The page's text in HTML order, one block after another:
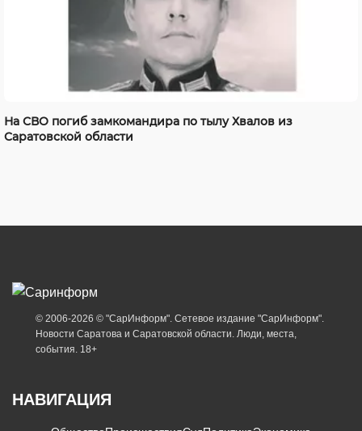
На СВО погиб замкомандира по тылу Хвалов из
Саратовской области
© 2006-2026 © "СарИнформ". Сетевое издание "СарИнформ".
Новости Саратова и Саратовской области. Люди, места,
события. 18+
НАВИГАЦИЯ